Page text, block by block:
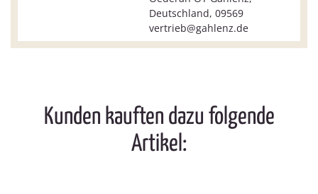
Deutschland, 09569
vertrieb@gahlenz.de
Kunden kauften dazu folgende
Artikel: